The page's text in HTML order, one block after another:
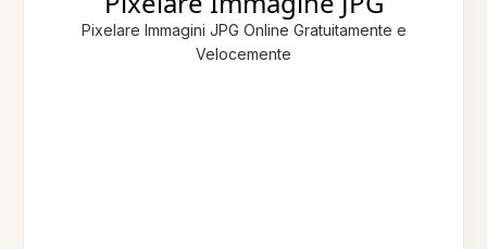
Pixelare Immagini JPG Online Gratuitamente e
Velocemente